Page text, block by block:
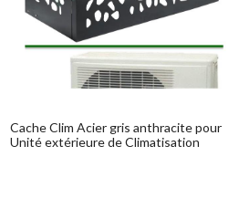
Cache Clim Acier gris anthracite pour
Unité extérieure de Climatisation